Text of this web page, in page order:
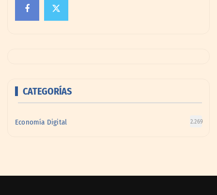
CATEGORÍAS
Economía Digital 2.269